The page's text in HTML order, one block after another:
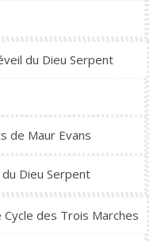
du Dieu Serpent
de Maur Evans
Dieu Serpent
des Trois Marches